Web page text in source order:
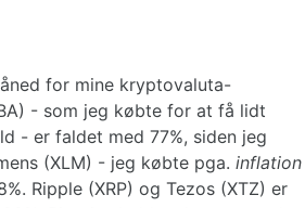
for mine kryptovaluta-
- som jeg købte for at få lidt
- er faldet med 77%, siden jeg
(XLM) - jeg købte pga. inflation
Ripple (XRP) og Tezos (XTZ) er